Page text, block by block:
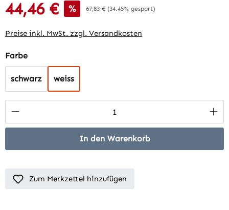
Verkaufspreis:
44,46 € % Regulärer Preis:
67,83 € (34.45% gespart)
Preise inkl. MwSt. zzgl. Versandkosten
Farbeauswählen
schwarz weiss
Produkt Anzahl: Gib den gewünschten
In den Warenkorb
Zum Merkzettel hinzufügen